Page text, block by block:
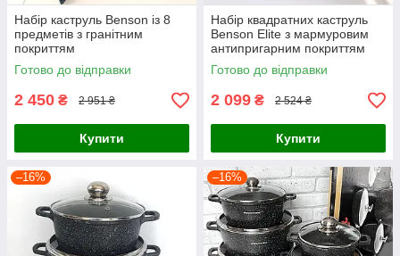
Набір каструль Benson із 8
предметів з гранітним
покриттям
Готово до відправки
2 450 ₴ 2 951 ₴
Купити
Набір квадратних каструль
Benson Elite з мармуровим
антипригарним покриттям
Готово до відправки
2 099 ₴ 2 524 ₴
Купити
–16% –16%